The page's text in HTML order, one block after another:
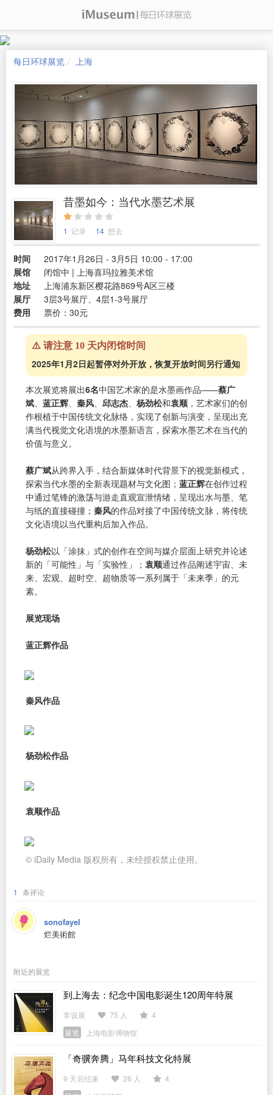
每日环球展览 上海
昔墨如今：当代水墨艺术展
1 记录 14 想去
时间
2017年1月26日 - 3月5日 10:00 - 17:00
展馆
闭馆中 | 上海喜玛拉雅美术馆
地址
上海浦东新区樱花路869号A区三楼
展厅
3层3号展厅、4层1-3号展厅
费用
票价：30元
⚠️ 请注意 10 天内闭馆时间
2025年1月2日起暂停对外开放，恢复开放时间另行通知
本次展览将展出6名中国艺术家的是水墨画作品——蔡广
斌
蓝正辉 秦风 邱志杰 杨劲松和袁顺 ，艺术家们的创
作根植于中国传统文化脉络，实现了创新与演变，呈现出充
满当代视觉文化语境的水墨新语言，探索水墨艺术在当代的
价值与意义。
蔡广斌从跨界入手，结合新媒体时代背景下的视觉新模式，
探索当代水墨的全新表现题材与文化图； 蓝正辉在创作过程
中通过笔锋的激荡与游走直观宣泄情绪，呈现出水与墨、笔
与纸的直接碰撞； 秦风的作品对接了中国传统文脉，将传统
文化语境以当代重构后加入作品。
杨劲松以「涂抹」式的创作在空间与媒介层面上研究并论述
新的「可能性」与「实验性」； 袁顺通过作品阐述宇宙、未
来、宏观、超时空、超物质等一系列属于「未来季」的元
素。
展览现场
蓝正辉作品
秦风作品
杨劲松作品
袁顺作品
© iDaily Media 版权所有，未经授权禁止使用。
1 条评论
sonofayel
烂美術館
附近的展览
到上海去：纪念中国电影诞生120周年特展
常设展 75 人
4
展览
上海电影博物馆
「奇骥奔腾」马年科技文化特展
9 天后结束 26 人
4